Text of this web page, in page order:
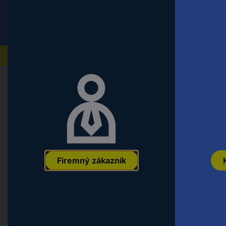
Firemný zákazník
Auto, voľný čas a domácnosť
8531 koľaj Z Märklin miniclub
4001883085319 Označenie výrobcu: Objednávacie číslo: